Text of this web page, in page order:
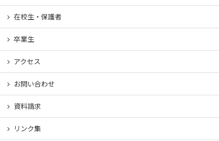
在校生・保護者
卒業生
アクセス
お問い合わせ
資料請求
リンク集